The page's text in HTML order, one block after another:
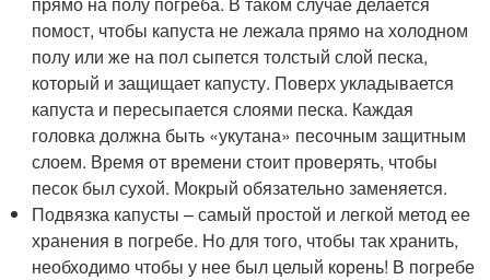
помост, чтобы капуста не лежала прямо на холодном
полу или же на пол сыпется толстый слой песка,
который и защищает капусту. Поверх укладывается
капуста и пересыпается слоями песка. Каждая
головка должна быть «укутана» песочным защитным
слоем. Время от времени стоит проверять, чтобы
песок был сухой. Мокрый обязательно заменяется.
Подвязка капусты – самый простой и легкой метод ее
хранения в погребе. Но для того, чтобы так хранить,
необходимо чтобы у нее был целый корень! В погребе